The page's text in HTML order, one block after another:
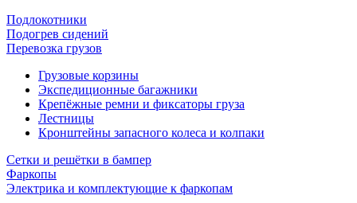
Подлокотники
Подогрев сидений
Перевозка грузов
Грузовые корзины
Экспедиционные багажники
Крепёжные ремни и фиксаторы груза
Лестницы
Кронштейны запасного колеса и колпаки
Сетки и решётки в бампер
Фаркопы
Электрика и комплектующие к фаркопам